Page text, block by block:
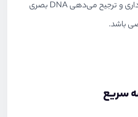
وقتی تیم طراحی داری و ترجیح می‌دهی DNA بصری
سریع